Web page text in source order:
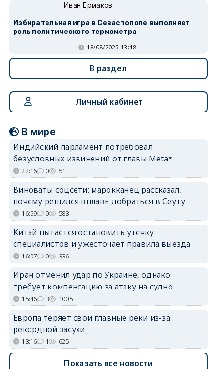
Иван Ермаков
Избирательная игра в Севастополе выполняет
роль политического термометра
18/08/2025 13:48
В раздел
Личный кабинет
В мире
Индийский парламент потребовал
безусловных извинений от главы Meta*
22:16 0 51
Виноваты соцсети: марокканец рассказал,
почему решился вплавь добраться в Сеуту
16:59 0 583
Китай пытается остановить утечку
специалистов и ужесточает правила выезда
16:07 0 336
Иран отменил удар по Украине, однако
требует компенсацию за атаку на судно
15:46 3 1005
Европа теряет свои главные реки из-за
рекордной засухи
13:16 1 625
Показать все новости